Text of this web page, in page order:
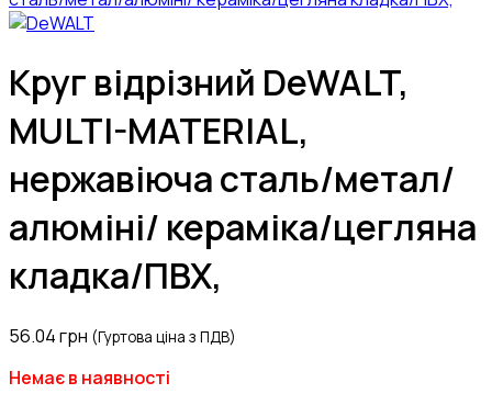
Круг відрізний DeWALT,
MULTI-MATERIAL,
нержавіюча сталь/метал/
алюміні/ кераміка/цегляна
кладка/ПВХ,
56.04грн (Гуртова ціна з ПДВ)
Немає в наявності